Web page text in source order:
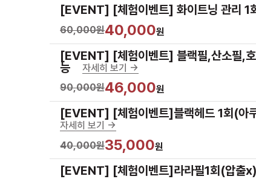
[EVENT] [체험이벤트] 화이트닝 관리 1
60,000원40,000원
[EVENT] [체험이벤트] 블랙필,산소필,
능
자세히 보기 ->
90,000원46,000원
[EVENT] [체험이벤트]블랙헤드 1회(아
자세히 보기 ->
40,000원35,000원
[EVENT] [체험이벤트]라라필1회(압출x)